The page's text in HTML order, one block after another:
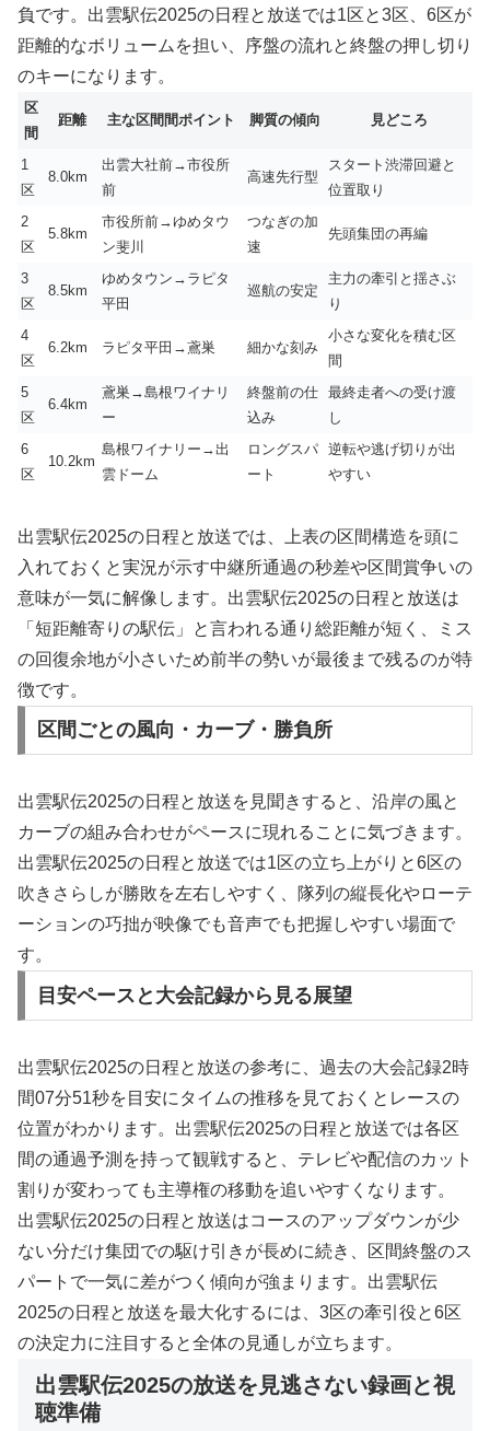
負です。出雲駅伝2025の日程と放送では1区と3区、6区が
距離的なボリュームを担い、序盤の流れと終盤の押し切り
のキーになります。
区
間
距離 主な区間間ポイント 脚質の傾向 見どころ
1
区
8.0km
出雲大社前→市役所
前
高速先行型
スタート渋滞回避と
位置取り
2
区
5.8km
市役所前→ゆめタウ
ン斐川
つなぎの加
速
先頭集団の再編
3
区
8.5km
ゆめタウン→ラピタ
平田
巡航の安定
主力の牽引と揺さぶ
り
4
区
6.2km ラピタ平田→鳶巣 細かな刻み
小さな変化を積む区
間
5
区
6.4km
鳶巣→島根ワイナリ
ー
終盤前の仕
込み
最終走者への受け渡
し
6
区
10.2km
島根ワイナリー→出
雲ドーム
ロングスパ
ート
逆転や逃げ切りが出
やすい
出雲駅伝2025の日程と放送では、上表の区間構造を頭に
入れておくと実況が示す中継所通過の秒差や区間賞争いの
意味が一気に解像します。出雲駅伝2025の日程と放送は
「短距離寄りの駅伝」と言われる通り総距離が短く、ミス
の回復余地が小さいため前半の勢いが最後まで残るのが特
徴です。
区間ごとの風向・カーブ・勝負所
出雲駅伝2025の日程と放送を見聞きすると、沿岸の風と
カーブの組み合わせがペースに現れることに気づきます。
出雲駅伝2025の日程と放送では1区の立ち上がりと6区の
吹きさらしが勝敗を左右しやすく、隊列の縦長化やローテ
ーションの巧拙が映像でも音声でも把握しやすい場面で
す。
目安ペースと大会記録から見る展望
出雲駅伝2025の日程と放送の参考に、過去の大会記録2時
間07分51秒を目安にタイムの推移を見ておくとレースの
位置がわかります。出雲駅伝2025の日程と放送では各区
間の通過予測を持って観戦すると、テレビや配信のカット
割りが変わっても主導権の移動を追いやすくなります。
出雲駅伝2025の日程と放送はコースのアップダウンが少
ない分だけ集団での駆け引きが長めに続き、区間終盤のス
パートで一気に差がつく傾向が強まります。出雲駅伝
2025の日程と放送を最大化するには、3区の牽引役と6区
の決定力に注目すると全体の見通しが立ちます。
出雲駅伝2025の放送を見逃さない録画と視
聴準備